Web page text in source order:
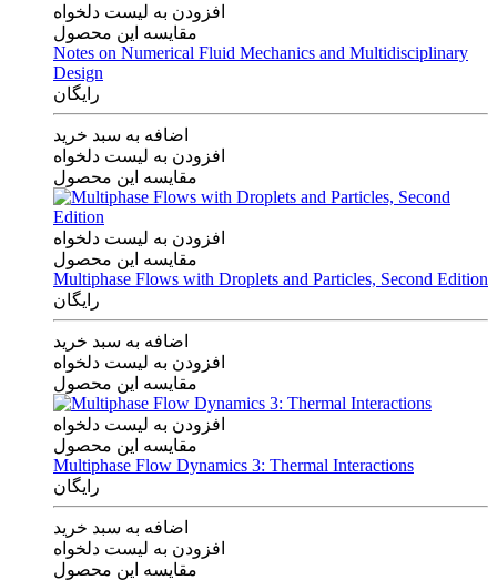
افزودن به لیست دلخواه
مقایسه این محصول
Notes on Numerical Fluid Mechanics and Multidisciplinary
Design
رایگان
اضافه به سبد خرید
افزودن به لیست دلخواه
مقایسه این محصول
افزودن به لیست دلخواه
مقایسه این محصول
Multiphase Flows with Droplets and Particles, Second Edition
رایگان
اضافه به سبد خرید
افزودن به لیست دلخواه
مقایسه این محصول
افزودن به لیست دلخواه
مقایسه این محصول
Multiphase Flow Dynamics 3: Thermal Interactions
رایگان
اضافه به سبد خرید
افزودن به لیست دلخواه
مقایسه این محصول